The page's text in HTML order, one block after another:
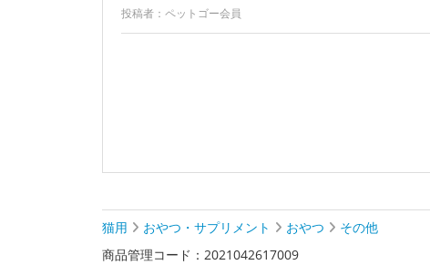
投稿者：ペットゴー会員
猫用 おやつ・サプリメント おやつ
その他
商品管理コード：2021042617009